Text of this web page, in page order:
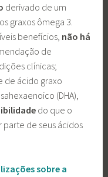
derivado de um
graxos ômega 3.
benefícios, não há
de
clínicas;
de ácido graxo
(DHA),
do que o
de seus ácidos
sobre a